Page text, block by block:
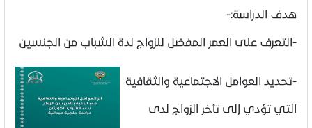
هدف الدراسة:-
-التعرف على العمر المفضل للزواج لدة الشباب من الجنسين
-تحديد العوامل الاجتماعية والثقافية
التي تؤدي إلى تأخر الزواج لدى